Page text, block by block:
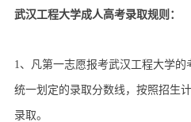
武汉工程大学成人高考录取规则：
1、凡第一志愿报考武汉工程大学
统一划定的录取分数线，按照招生
录取。